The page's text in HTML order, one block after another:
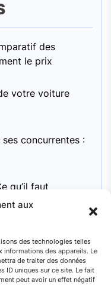
aux
des technologies telles
informations des appareils. Le
de traiter des données
ID uniques sur ce site. Le fait
peut avoir un effet négatif
des
le prix
votre voiture
concurrentes :
qu’il faut
recommandé